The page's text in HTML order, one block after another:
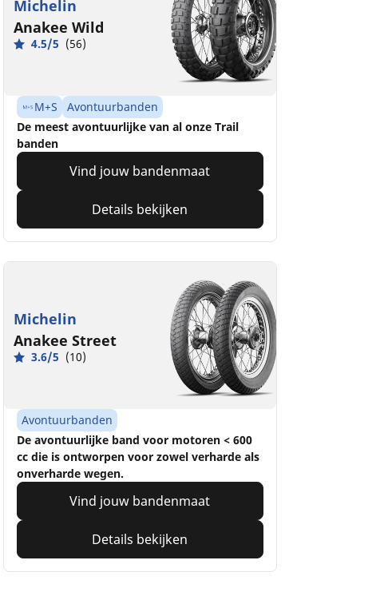
Michelin
Anakee Wild
4.5/5 (56)
M+S
Avontuurbanden
De meest avontuurlijke van al onze Trail
banden
Vind jouw bandenmaat
Details bekijken
Michelin
Anakee Street
3.6/5 (10)
Avontuurbanden
De avontuurlijke band voor motoren < 600
cc die is ontworpen voor zowel verharde als
onverharde wegen.
Vind jouw bandenmaat
Details bekijken